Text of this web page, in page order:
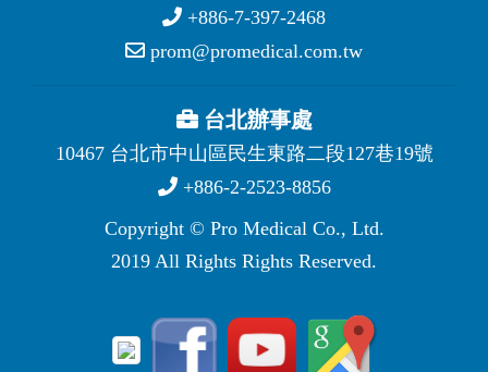
+886-7-397-2468
prom@promedical.com.tw
台北辦事處
10467 台北市中山區民生東路二段127巷19號
+886-2-2523-8856
Copyright © Pro Medical Co., Ltd.
2019 All Rights Rights Reserved.